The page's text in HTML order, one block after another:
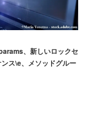
、新しいロックセ
ス\e、メソッドグルー